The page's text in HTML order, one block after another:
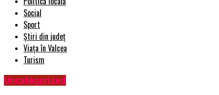
Social
Sport
Știri din județ
Viața în Valcea
Turism
Uncategorized